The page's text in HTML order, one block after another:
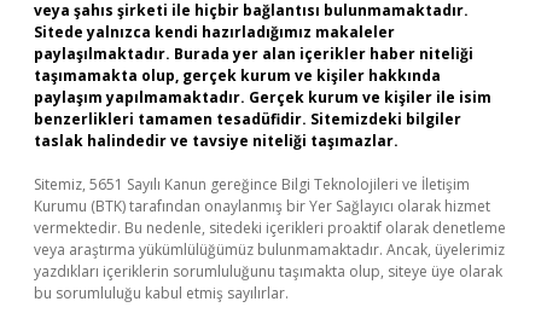
veya şahıs şirketi ile hiçbir bağlantısı bulunmamaktadır.
Sitede yalnızca kendi hazırladığımız makaleler
paylaşılmaktadır. Burada yer alan içerikler haber niteliği
taşımamakta olup, gerçek kurum ve kişiler hakkında
paylaşım yapılmamaktadır. Gerçek kurum ve kişiler ile isim
benzerlikleri tamamen tesadüfidir. Sitemizdeki bilgiler
taslak halindedir ve tavsiye niteliği taşımazlar.
Sitemiz, 5651 Sayılı Kanun gereğince Bilgi Teknolojileri ve İletişim
Kurumu (BTK) tarafından onaylanmış bir Yer Sağlayıcı olarak hizmet
vermektedir. Bu nedenle, sitedeki içerikleri proaktif olarak denetleme
veya araştırma yükümlülüğümüz bulunmamaktadır. Ancak, üyelerimiz
yazdıkları içeriklerin sorumluluğunu taşımakta olup, siteye üye olarak
bu sorumluluğu kabul etmiş sayılırlar.